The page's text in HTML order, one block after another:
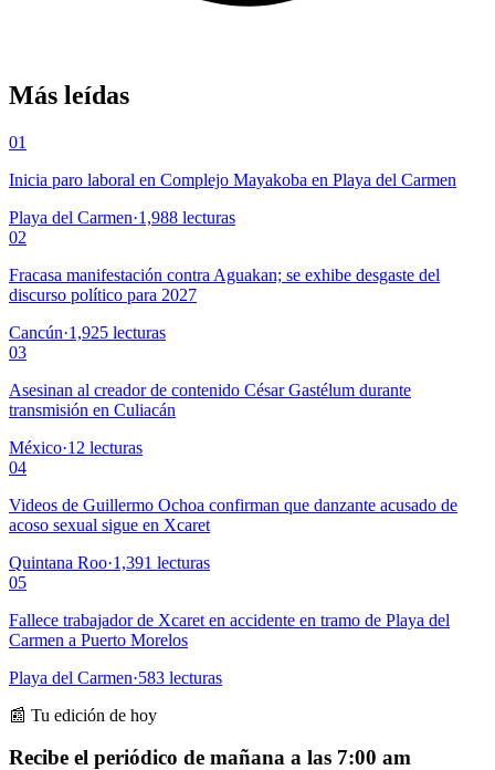
Más leídas
01
Inicia paro laboral en Complejo Mayakoba en Playa del Carmen
Playa del Carmen·1,988 lecturas
02
Fracasa manifestación contra Aguakan; se exhibe desgaste del
discurso político para 2027
Cancún·1,925 lecturas
03
Asesinan al creador de contenido César Gastélum durante
transmisión en Culiacán
México·12 lecturas
04
Videos de Guillermo Ochoa confirman que danzante acusado de
acoso sexual sigue en Xcaret
Quintana Roo·1,391 lecturas
05
Fallece trabajador de Xcaret en accidente en tramo de Playa del
Carmen a Puerto Morelos
Playa del Carmen·583 lecturas
📰 Tu edición de hoy
Recibe el periódico de mañana a las 7:00 am